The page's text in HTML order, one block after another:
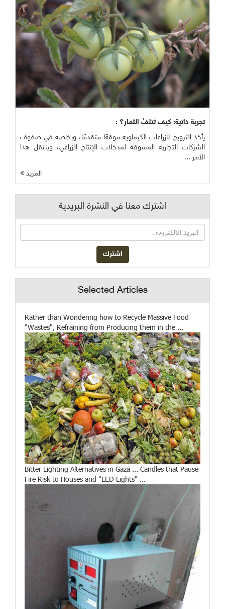
تجربة ذاتية: كيف تَتلفُ الثمار؟ :
يأخذ الترويج للزراعات الكيماوية موقعًا متقدمًا، وبخاصة في صفوف
الشركات التجارية المسوقة لمدخلات الإنتاج الزراعي، وينتقل هذا
الأمر ...
المزيد
اشترك معنا في النشرة البريدية
Selected Articles
Rather than Wondering how to Recycle Massive Food
"Wastes", Refraining from Producing them in the ...
Bitter Lighting Alternatives in Gaza ... Candles that Pause
Fire Risk to Houses and "LED Lights" ...